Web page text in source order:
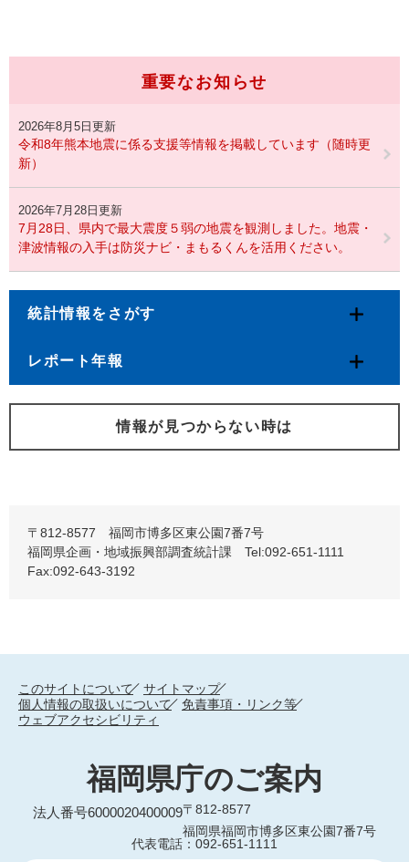
重要なお知らせ
2026年8月5日更新
令和8年熊本地震に係る支援等情報を掲載しています（随時更
新）
2026年7月28日更新
7月28日、県内で最大震度５弱の地震を観測しました。地震・
津波情報の入手は防災ナビ・まもるくんを活用ください。
統計情報をさがす
レポート年報
情報が見つからない時は
〒812-8577 福岡市博多区東公園7番7号
福岡県企画・地域振興部調査統計課 Tel:092-651-1111
Fax:092-643-3192
このサイトについて
サイトマップ
個人情報の取扱いについて
免責事項・リンク等
ウェブアクセシビリティ
福岡県庁のご案内
法人番号6000020400009〒812-8577
福岡県福岡市博多区東公園7番7号
代表電話：092-651-1111